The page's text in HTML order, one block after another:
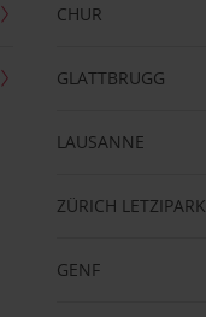
CHUR
GLATTBRUGG
LAUSANNE
ZÜRICH LETZIPARK
GENF